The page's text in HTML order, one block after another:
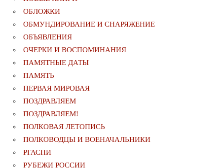
ОБЛОЖКИ
ОБМУНДИРОВАНИЕ И СНАРЯЖЕНИЕ
ОБЪЯВЛЕНИЯ
ОЧЕРКИ И ВОСПОМИНАНИЯ
ПАМЯТНЫЕ ДАТЫ
ПАМЯТЬ
ПЕРВАЯ МИРОВАЯ
ПОЗДРАВЛЯЕМ
ПОЗДРАВЛЯЕМ!
ПОЛКОВАЯ ЛЕТОПИСЬ
ПОЛКОВОДЦЫ И ВОЕНАЧАЛЬНИКИ
РГАСПИ
РУБЕЖИ РОССИИ